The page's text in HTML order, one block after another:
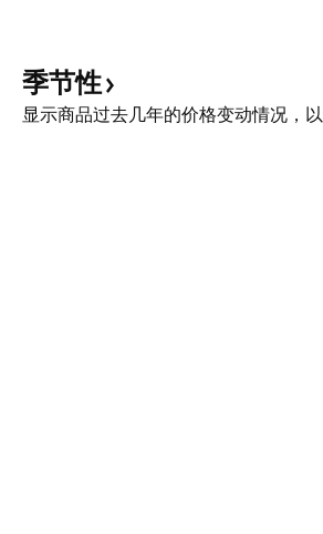
季节性
显示商品过去几年的价格变动情况，以